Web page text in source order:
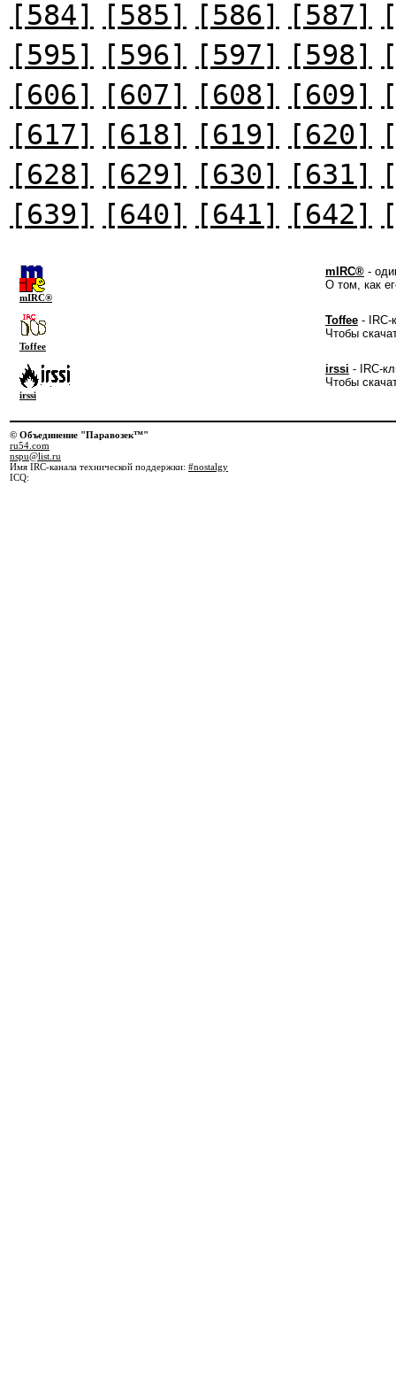
[584] [585] [586] [587]
[595]
[596] [597] [598]
[606]
[607] [608] [609]
[617]
[618] [619] [620]
[628]
[629] [630] [631]
[639]
[640] [641] [642]
mIRC®
mIRC® -
О том, как
Toffee
Toffee - IRC-
Чтобы
irssi
irssi - IRC-
Чтобы
© Объединение "Паравозек™"
ru54.com
nspu@list.ru
Имя IRC-канала технической поддержки: #nostalgy
ICQ: